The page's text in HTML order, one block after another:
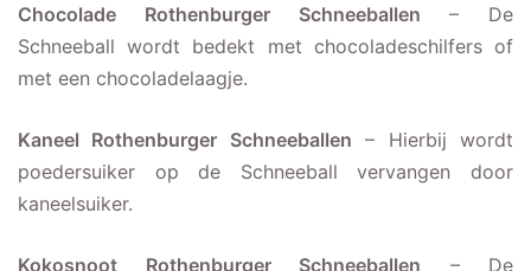
Chocolade Rothenburger Schneeballen – De
Schneeball wordt bedekt met chocoladeschilfers of
met een chocoladelaagje.
Kaneel Rothenburger Schneeballen – Hierbij wordt
poedersuiker op de Schneeball vervangen door
kaneelsuiker.
Kokosnoot Rothenburger Schneeballen – De